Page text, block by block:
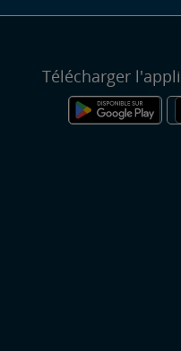
Télécharger